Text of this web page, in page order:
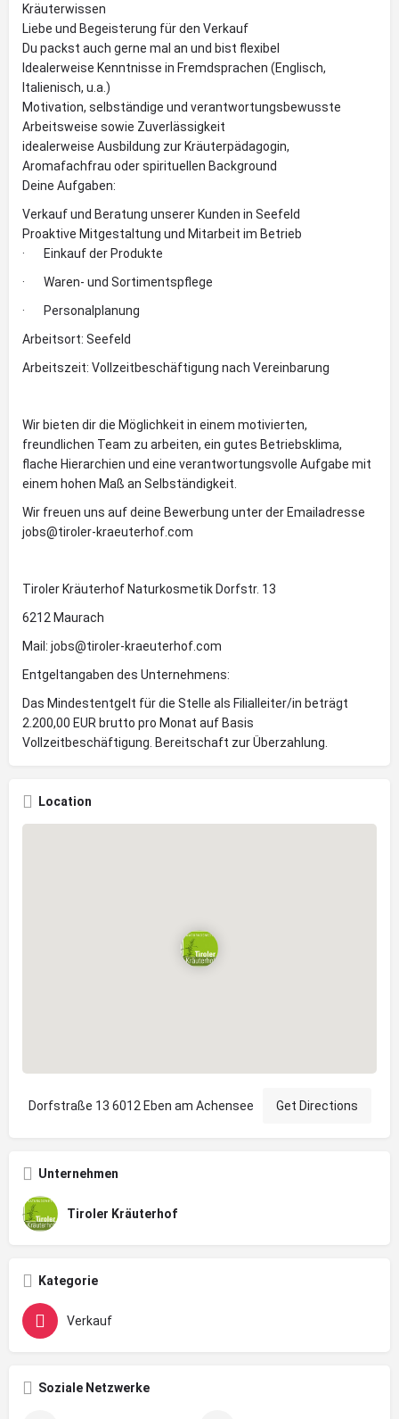
Kräuterwissen
Liebe und Begeisterung für den Verkauf
Du packst auch gerne mal an und bist flexibel
Idealerweise Kenntnisse in Fremdsprachen (Englisch,
Italienisch, u.a.)
Motivation, selbständige und verantwortungsbewusste
Arbeitsweise sowie Zuverlässigkeit
idealerweise Ausbildung zur Kräuterpädagogin,
Aromafachfrau oder spirituellen Background
Deine Aufgaben:
Verkauf und Beratung unserer Kunden in Seefeld
Proaktive Mitgestaltung und Mitarbeit im Betrieb
· Einkauf der Produkte
· Waren- und Sortimentspflege
· Personalplanung
Arbeitsort: Seefeld
Arbeitszeit: Vollzeitbeschäftigung nach Vereinbarung
Wir bieten dir die Möglichkeit in einem motivierten,
freundlichen Team zu arbeiten, ein gutes Betriebsklima,
flache Hierarchien und eine verantwortungsvolle Aufgabe mit
einem hohen Maß an Selbständigkeit.
Wir freuen uns auf deine Bewerbung unter der Emailadresse
jobs@tiroler-kraeuterhof.com
Tiroler Kräuterhof Naturkosmetik Dorfstr. 13
6212 Maurach
Mail: jobs@tiroler-kraeuterhof.com
Entgeltangaben des Unternehmens:
Das Mindestentgelt für die Stelle als Filialleiter/in beträgt
2.200,00 EUR brutto pro Monat auf Basis
Vollzeitbeschäftigung. Bereitschaft zur Überzahlung.
Location
Dorfstraße 13 6012 Eben am Achensee Get Directions
Unternehmen
Tiroler Kräuterhof
Kategorie
Verkauf
Soziale Netzwerke